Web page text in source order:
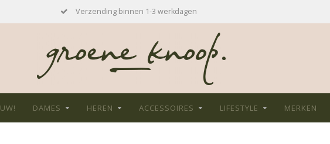
Verzending binnen 1-3 werkdagen
DAMES HEREN ACCESSOIRES LIFESTYLE MERKEN